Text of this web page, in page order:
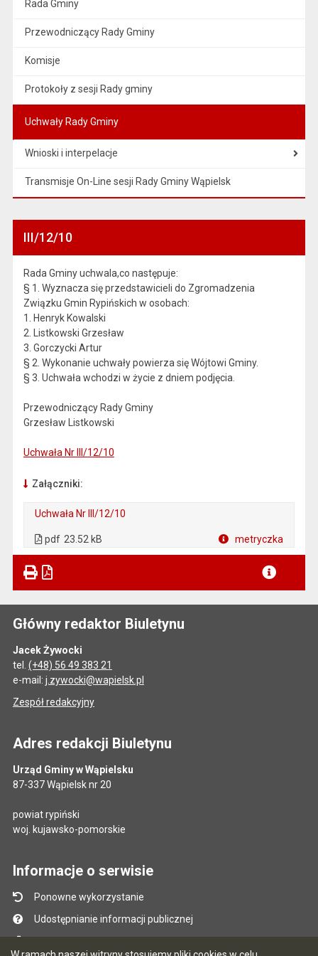
Rada Gminy
Przewodniczący Rady Gminy
Komisje
Protokoły z sesji Rady gminy
Uchwały Rady Gminy
Wnioski i interpelacje
Transmisje On-Line sesji Rady Gminy Wąpielsk
III/12/10
Rada Gminy uchwala,co następuje:
§ 1. Wyznacza się przedstawicieli do Zgromadzenia
Związku Gmin Rypińskich w osobach:
1. Henryk Kowalski
2. Listkowski Grzesław
3. Gorczycki Artur
§ 2. Wykonanie uchwały powierza się Wójtowi Gminy.
§ 3. Uchwała wchodzi w życie z dniem podjęcia.
Przewodniczący Rady Gminy
Grzesław Listkowski
Uchwała Nr III/12/10
Załączniki:
Uchwała Nr III/12/10
pdf 23.52 kB metryczka
Główny redaktor Biuletynu
Jacek Żywocki
tel. (+48) 56 49 383 21
e-mail: j.zywocki@wapielsk.pl
Zespół redakcyjny
Adres redakcji Biuletynu
Urząd Gminy w Wąpielsku
87-337 Wąpielsk nr 20
powiat rypiński
woj. kujawsko-pomorskie
Informacje o serwisie
Ponowne wykorzystanie
Udostępnianie informacji publicznej
Mapa serwisu